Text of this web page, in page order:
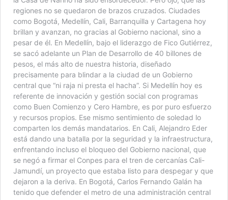
regiones no se quedaron de brazos cruzados. Ciudades
como Bogotá, Medellín, Cali, Barranquilla y Cartagena hoy
brillan y avanzan, no gracias al Gobierno nacional, sino a
pesar de él. En Medellín, bajo el liderazgo de Fico Gutiérrez,
se sacó adelante un Plan de Desarrollo de 40 billones de
pesos, el más alto de nuestra historia, diseñado
precisamente para blindar a la ciudad de un Gobierno
central que “ni raja ni presta el hacha”. Si Medellín hoy es
referente de innovación y gestión social con programas
como Buen Comienzo y Cero Hambre, es por puro esfuerzo
y recursos propios. Ese mismo sentimiento de soledad lo
comparten los demás mandatarios. En Cali, Alejandro Eder
está dando una batalla por la seguridad y la infraestructura,
enfrentando incluso el bloqueo del Gobierno nacional, que
se negó a firmar el Conpes para el tren de cercanías Cali-
Jamundí, un proyecto que estaba listo para despegar y que
dejaron a la deriva. En Bogotá, Carlos Fernando Galán ha
tenido que defender el metro de una administración central